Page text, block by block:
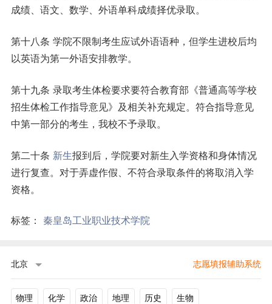
成绩、语文、数学、外语单科成绩择优录取。
第十八条 学院不限制考生应试外语语种，但学生进校后均
以英语为第一外语安排教学。
第十九条 录取考生体检要求要符合教育部《普通高等学校
招生体检工作指导意见》及相关补充规定。符合指导意见
中第一部分的考生，我校不予录取。
第二十条 新生报到后，学院要对新生入学资格和身体情况
进行复查。对于弄虚作假、不符合录取条件的将取消入学
资格。
标签： 秦皇岛工业职业技术学院
北京 志愿填报辅助系统
物理 化学 政治 地理 历史 生物